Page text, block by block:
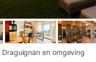
Draguignan en omgeving